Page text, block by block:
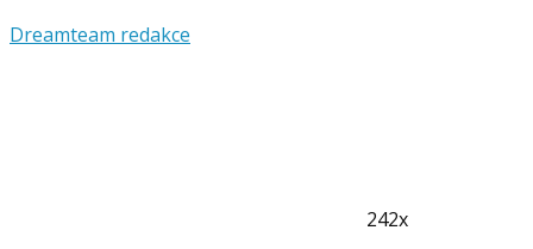
Dreamteam redakce
242x